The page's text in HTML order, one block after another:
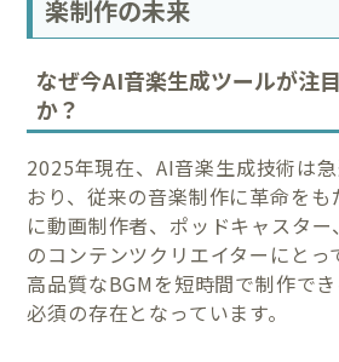
楽制作の未来
なぜ今AI音楽生成ツールが注
か？
2025年現在、AI音楽生成技術は
おり、従来の音楽制作に革命をも
に動画制作者、ポッドキャスタ
のコンテンツクリエイターにとっ
高品質なBGMを短時間で制作で
必須の存在となっています。